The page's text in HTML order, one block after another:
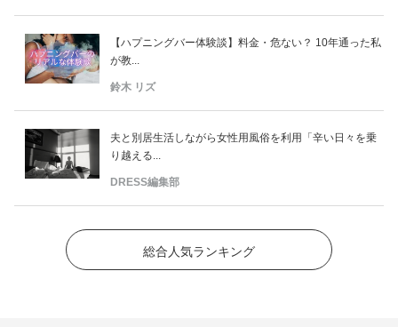
【ハプニングバー体験談】料金・危ない？ 10年通った私
が教...
鈴木 リズ
夫と別居生活しながら女性用風俗を利用「辛い日々を乗
り越える...
DRESS編集部
総合人気ランキング